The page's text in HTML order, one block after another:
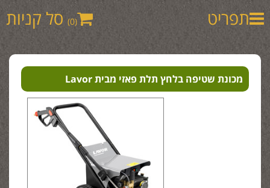
תפריט (0) סל קניות
מכונת שטיפה בלחץ תלת פאזי מבית Lavor